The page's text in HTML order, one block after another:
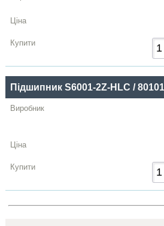
Підшипник S6001-2Z-HLC /